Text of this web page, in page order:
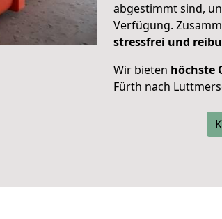
abgestimmt sind,
Verfügung.
stressfrei und
Wir bieten höchste
Fürth nach